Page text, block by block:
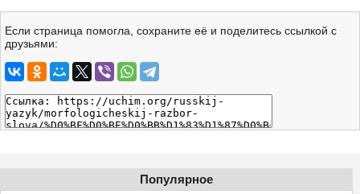
Если страница помогла, сохраните её и поделитесь ссылкой с
друзьями:
Популярное